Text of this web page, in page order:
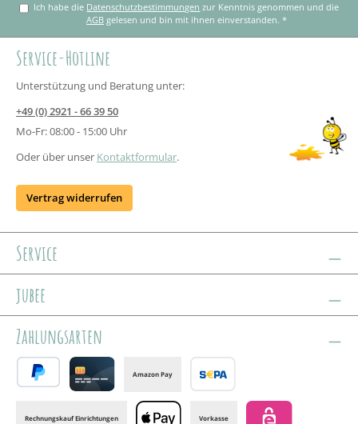
Ich habe die Datenschutzbestimmungen
AGB gelesen und bin mit ihnen einverstanden.*
Service-Hotline
Unterstützung und Beratung unter:
+49 (0) 2921 - 66 39 50
Mo-Fr: 08:00 - 15:00 Uhr
Oder über unser Kontaktformular.
Vertrag widerrufen
Service
jubee
Zahlungsarten
Amazon Pay
Banktransfer
Rechnungskauf Einrichtungen Vorkasse